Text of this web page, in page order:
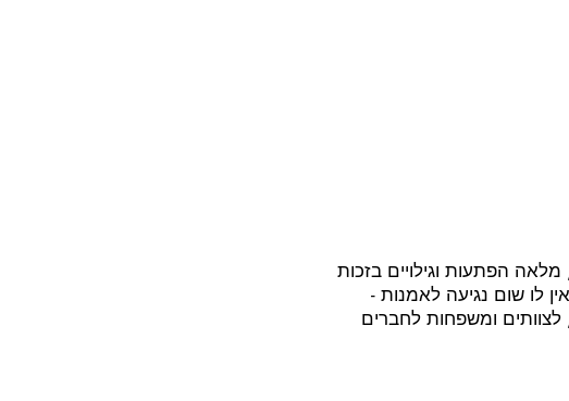
הפתעות וגילויים בזכות
לו שום נגיעה לאמנות -
ומשפחות לחברים